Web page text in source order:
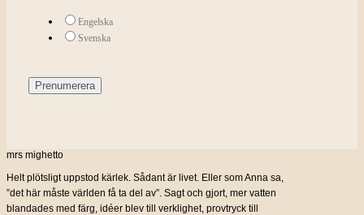
Engelska
Svenska
mrs mighetto
Helt plötsligt uppstod kärlek. Sådant är livet. Eller som Anna sa,
”det här måste världen få ta del av”. Sagt och gjort, mer vatten
blandades med färg, idéer blev till verklighet, provtryck till